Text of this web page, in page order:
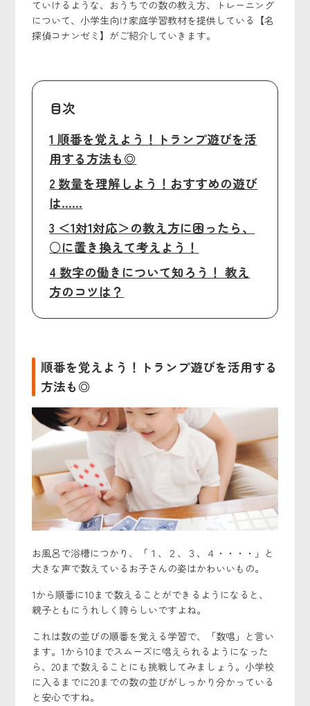
ていけるような、おうちでの数の教え方、トレーニング
について、小学生向け家庭学習教材を提供している【名
探偵コナンゼミ】がご紹介していきます。
目次
1 順番を覚えよう！トランプ遊びを活
用する方法も◎
2 数量を理解しよう！おすすめの遊び
は……
3 ＜1対1対応＞の教え方に困ったら、
○に置き換えて考えよう！
4 数字の働きについて知ろう！ 教え
方のコツは？
順番を覚えよう！トランプ遊びを活用する
方法も◎
お風呂で浴槽につかり、「１、２、３、４・・・・」と
大きな声で数えているお子さんの姿はかわいいもの。
1から順番に10まで数えることができるようになると、
親子ともにうれしく誇らしいですよね。
これは数の並びの順番を覚える学習で、「数唱」と言い
ます。1から10までスムーズに唱えられるようになった
ら、20まで数えることにも挑戦してみましょう。小学校
に入るまでに20までの数の並びがしっかり分かっている
と安心ですね。